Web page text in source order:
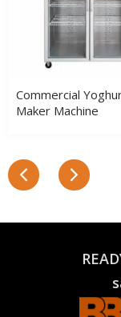
Commercial
Maker Machine